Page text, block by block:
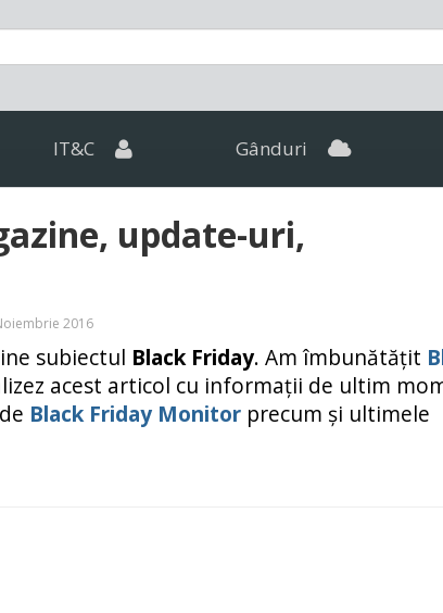
IT&C Gânduri
update-uri,
2016
subiectul Black Friday. Am îmbunătățit
acest articol cu informații de ultim
Black Friday Monitor precum și ultimele